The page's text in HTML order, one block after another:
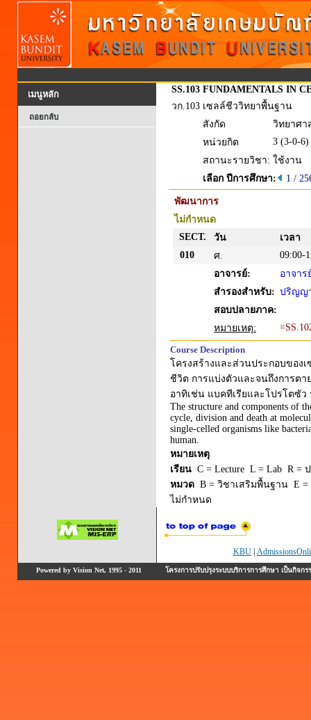
เมนูหลัก
ถอยกลับ
SS.103 FUNDAMENTALS IN
วก.103 เซลล์ชีววิทยาพื้นฐาน
สังกัด
วิทยาศา
หน่วยกิต
3 (3-0-6)
สถานะรายวิชา: ใช้งาน
เลือก ปีการศึกษา:
1 /
พัฒนาการ
ไม่กำหนด
SECT.
วัน
เวลา
010
ศ.
09:00-
อาจารย์:
อาจาร
สำรองสำหรับ: ปริญญ
สอบปลายภาค:
หมายเหตุ:
Course Description
โครงสร้างและส่วนประกอบของ
ชีวิต การแบ่งตัวและจนถึงการต
อาทิเช่น แบคทีเรียและโปรโตซั
The structure and components of
cycle, division and death at
single-celled organisms like
human.
หมายเหตุ
เรียน C = Lecture L = Lab R =
หมวด B = วิชาเสริมพื้นฐาน E
ไม่กำหนด
KBU
Powered by Vision Net, 1995 - 2011 โครงการปรับปรุงระบบบริการการศึกษา เป็นกิ